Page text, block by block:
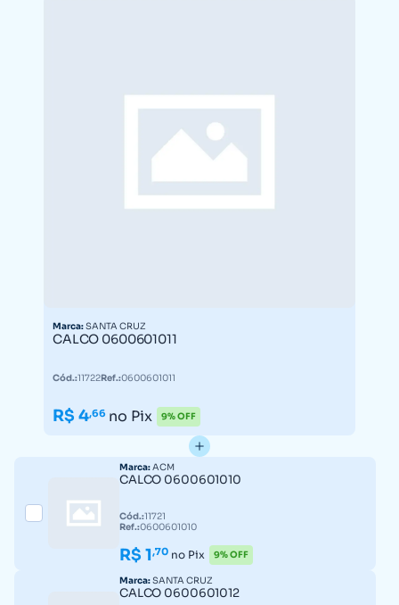
Marca:SANTA CRUZ
CALCO 0600601011
Cód.:11722Ref.:0600601011
R$ 4,66 no Pix 9% OFF
Marca:ACM
CALCO 0600601010
Cód.:11721
Ref.:0600601010
R$ 1,70 no Pix 9% OFF
Marca:SANTA CRUZ
CALCO 0600601012